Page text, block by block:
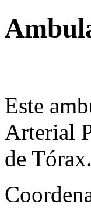
Este
Arterial
de Tórax.